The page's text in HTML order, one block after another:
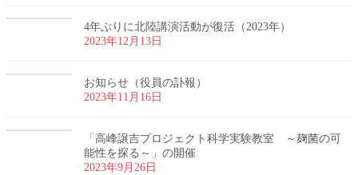
4年ぶりに北陸講演活動が復活（2023年）
2023年12月13日
お知らせ（役員の訃報）
2023年11月16日
「高峰譲吉プロジェクト科学実験教室 ～麹菌の可
能性を探る～」の開催
2023年9月26日